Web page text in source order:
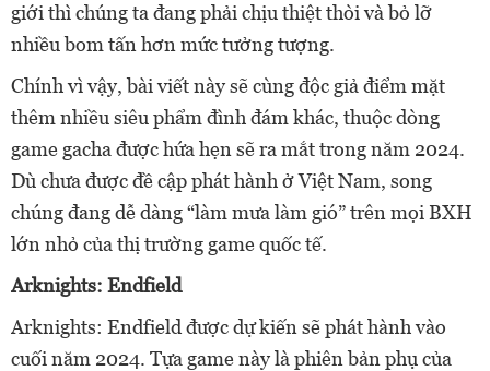
giới thì chúng ta đang phải chịu thiệt thòi và bỏ lỡ
nhiều bom tấn hơn mức tưởng tượng.
Chính vì vậy, bài viết này sẽ cùng độc giả điểm mặt
thêm nhiều siêu phẩm đình đám khác, thuộc dòng
game gacha được hứa hẹn sẽ ra mắt trong năm 2024.
Dù chưa được đề cập phát hành ở Việt Nam, song
chúng đang dễ dàng “làm mưa làm gió” trên mọi BXH
lớn nhỏ của thị trường game quốc tế.
Arknights: Endfield
Arknights: Endfield được dự kiến sẽ phát hành vào
cuối năm 2024. Tựa game này là phiên bản phụ của